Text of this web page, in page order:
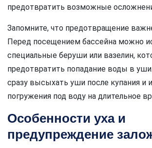
предотвратить возможные
Запомните, что предотвращение
Перед посещением бассейна можно
специальные беруши или вазелин,
предотвратить попадание воды в
сразу высыхать уши после купания и
погружения под воду на длительное
Особенности уха и
предупреждение